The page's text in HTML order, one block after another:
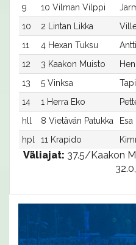
9
10 Vilman Vilppi
10
2 Lintan Likka
11
4 Hexan Tuksu
12
3 Kaakon Muisto
13
5 Vinksa
14
1 Herra Eko
hll
8 Vietävän Patukka
hpl
11 Krapido
Väliajat: 37.5/Kaakon